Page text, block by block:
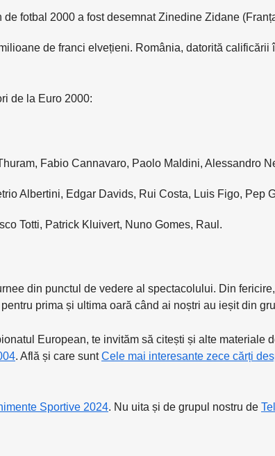
fotbal 2000 a fost desemnat Zinedine Zidane
de franci elvețieni. România, datorită calificării
de la Euro 2000:
Fabio Cannavaro, Paolo Maldini, Alessandro
Albertini, Edgar Davids, Rui Costa, Luis Figo, Pep
Totti, Patrick Kluivert, Nuno Gomes, Raul.
din punctul de vedere al spectacolului. Din
prima și ultima oară când ai noștri au ieșit din
European, te invităm să citești și alte materiale
. Află și care suntCele mai interesante zece cărți
Sportive 2024. Nu uita și de grupul nostru de